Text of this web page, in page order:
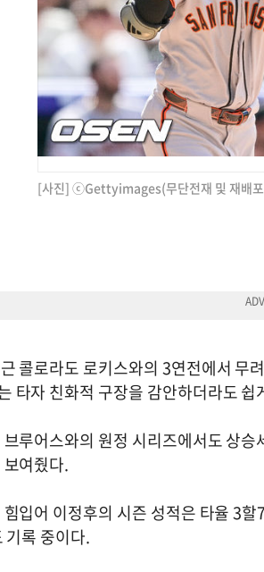
[사진] ⓒGettyimages(무단전재 및 재배
콜로라도 로키스와의 3연전에서 무
타자 친화적 구장을 감안하더라도
루어스와의 원정 시리즈에서도 상
여줬다.
입어 이정후의 시즌 성적은 타율 3
기록 중이다.